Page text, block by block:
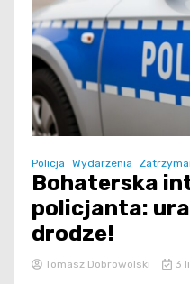
Policja Wydarzenia
Bohaterska
policjanta:
drodze!
Tomasz Dobrowolski 3